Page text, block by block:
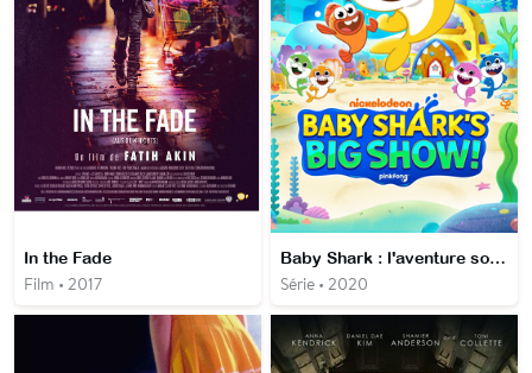
In the Fade
Film • 2017
Baby Shark : l'aventure sous l'eau
Série • 2020